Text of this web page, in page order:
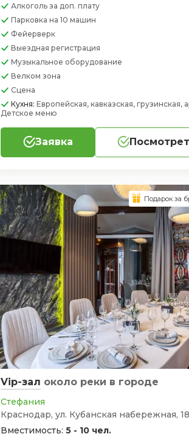
Алкогольза доп. плату
Парковкана 10 машин
Фейерверк
Выездная регистрация
Музыкальное оборудование
Велком зона
Сцена
Кухня:Европейская, кавказская, грузинская,
Детское меню
Заявка
Vip-зал около реки в городе
Стефания
Краснодар, ул. Кубанская набережная,
Вместимость:5 - 10 чел.
Подарок за